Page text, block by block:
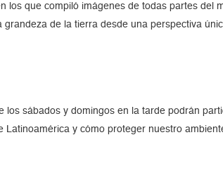
los que compiló imágenes de todas partes del
de la tierra desde una perspectiva
los sábados y domingos en la tarde podrán
y cómo proteger nuestro